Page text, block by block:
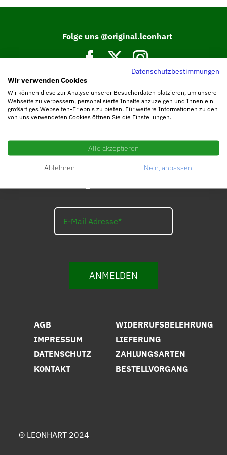
Folge uns @original.leonhart
Tritt unserer Facebook Community bei.
Abonniere die
ANMELDEN
AGB
IMPRESSUM
DATENSCHUTZ
KONTAKT
WIDERRUFSBELEHRUNG
LIEFERUNG
ZAHLUNGSARTEN
BESTELLVORGANG
© LEONHART 2024
Datenschutzbestimmungen
Wir verwenden Cookies
Wir können diese zur Analyse unserer Besucherdaten platzieren, um unsere
Webseite zu verbessern, personalisierte Inhalte anzuzeigen und Ihnen ein
großartiges Webseiten-Erlebnis zu bieten. Für weitere Informationen zu den
von uns verwendeten Cookies öffnen Sie die Einstellungen.
Alle akzeptieren
Ablehnen Nein, anpassen